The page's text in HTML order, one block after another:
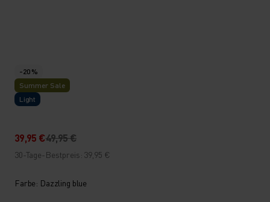
-20 %
Summer Sale
Light
39,95 €49,95 €
30-Tage-Bestpreis: 39,95 €
Farbe: Dazzling blue